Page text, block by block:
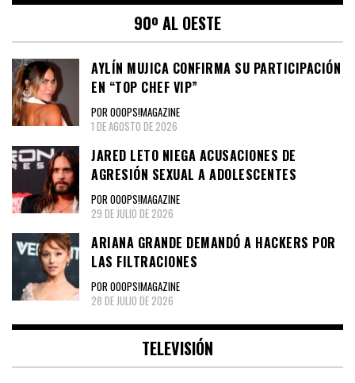
90º AL OESTE
AYLÍN MUJICA CONFIRMA SU PARTICIPACIÓN
EN “TOP CHEF VIP”
POR OOOPS!MAGAZINE
1 DE AGOSTO DE 2026
JARED LETO NIEGA ACUSACIONES DE
AGRESIÓN SEXUAL A ADOLESCENTES
POR OOOPS!MAGAZINE
29 DE JULIO DE 2026
ARIANA GRANDE DEMANDÓ A HACKERS POR
LAS FILTRACIONES
POR OOOPS!MAGAZINE
28 DE JULIO DE 2026
TELEVISIÓN